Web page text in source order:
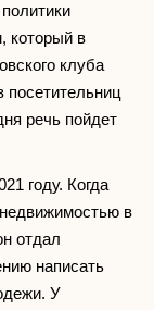
который в
клуба
посетительниц
речь пойдет
году. Когда
в
отдал
написать
У